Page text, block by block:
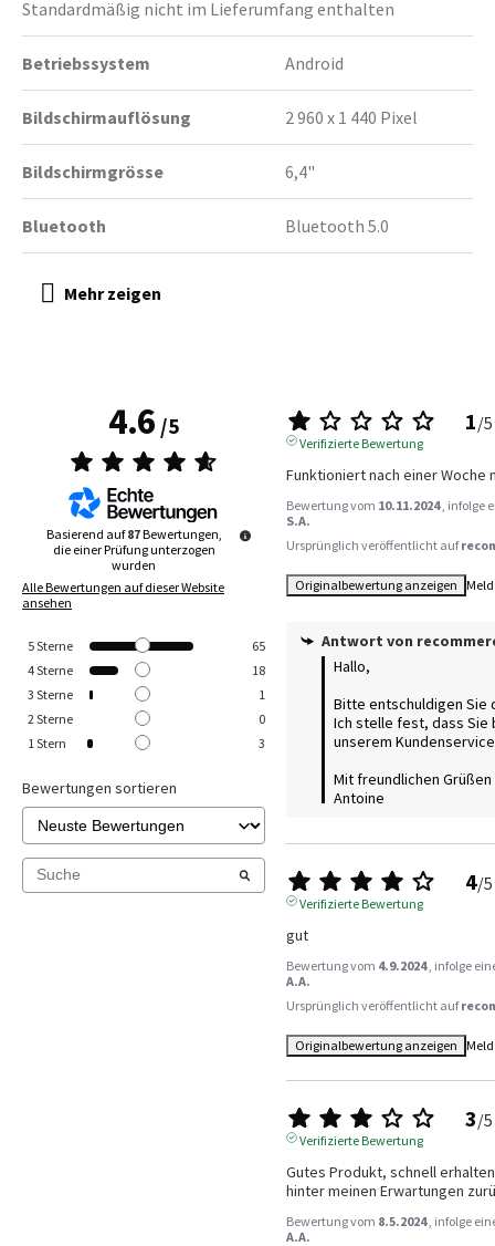
Standardmäßig nicht im Lieferumfang enthalten
Betriebssystem Android
Bildschirmauflösung 2 960 x 1 440 Pixel
Bildschirmgrösse 6,4"
Bluetooth Bluetooth 5.0
4.6/5
Basierend auf87Bewertungen,
die einer Prüfung unterzogen
wurden
Alle Bewertungen auf dieser Website
ansehen
5Sterne
65
4Sterne
18
3 Sterne
1
2 Sterne
0
1 Stern 3
Bewertungen sortieren
1/5
Verifizierte Bewertung
Funktioniert nach einer Woche
Bewertung vom 10.11.2024 , infolge
S.A.
Ursprünglich veröffentlicht auf
Originalbewertung anzeigen
Antwort von
Hallo,
Bitte entschuldigen Sie
Ich stelle fest, dass
unserem
Mit freundlichen Grüßen
Antoine
4/5
Verifizierte Bewertung
gut
Bewertung vom 4.9.2024 , infolge
A.A.
Ursprünglich veröffentlicht auf
Originalbewertung anzeigen
3/5
Verifizierte Bewertung
Gutes Produkt, schnell
hinter meinen Erwartungen
Bewertung vom 8.5.2024 , infolge
A.A.